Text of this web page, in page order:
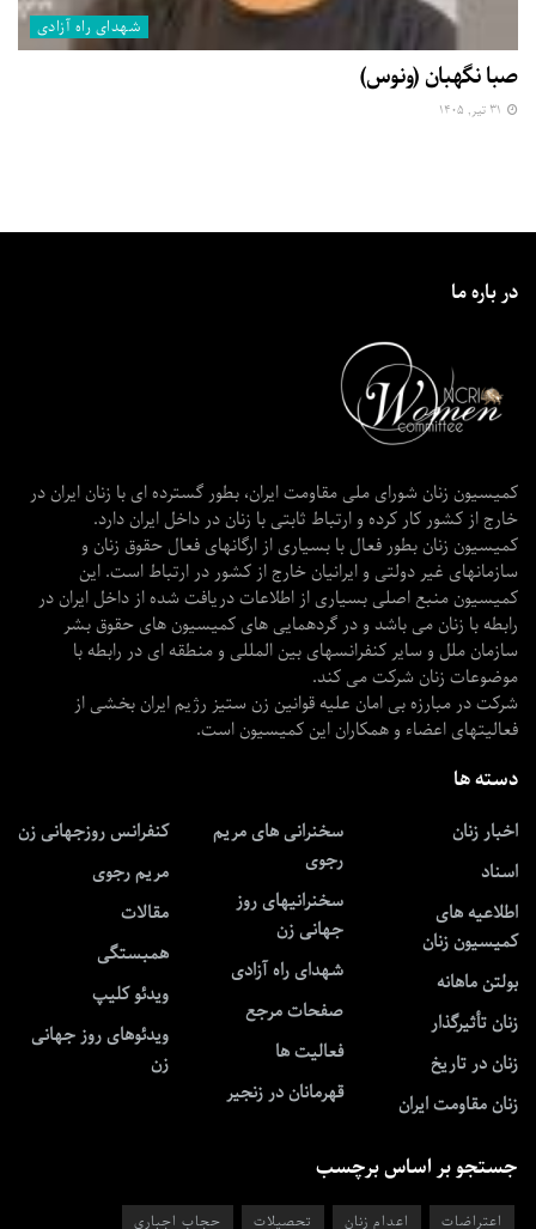
شهدای راه آزادی
صبا نگهبان (ونوس)
در باره ما
کمیسیون زنان شورای ملی مقاومت ایران، بطور گسترده ای با زنان ایران در
خارج از کشور کار کرده و ارتباط ثابتی با زنان در داخل ایران دارد.
کمیسیون زنان بطور فعال با بسیاری از ارگانهای فعال حقوق زنان و
سازمانهای غیر دولتی و ایرانیان خارج از کشور در ارتباط است. این
کمیسیون منبع اصلی بسیاری از اطلاعات دریافت شده از داخل ایران در
رابطه با زنان می باشد و در گردهمایی های کمیسیون های حقوق بشر
سازمان ملل و سایر کنفرانسهای بین المللی و منطقه ای در رابطه با
موضوعات زنان شرکت می کند.
شرکت در مبارزه بی امان علیه قوانین زن ستیز رژیم ایران بخشی از
فعالیتهای اعضاء و همکاران این کمیسیون است.
دسته ها
اخبار زنان
اسناد
اطلاعیه های
کمیسیون زنان
بولتن ماهانه
زنان تأثیرگذار
زنان در تاریخ
زنان مقاومت ایران
سخنرانی های مریم
رجوی
سخنرانیهای روز
جهانی زن
شهدای راه آزادی
صفحات مرجع
فعالیت ها
قهرمانان در زنجیر
کنفرانس روزجهانی زن
مریم رجوی
مقالات
همبستگی
ویدئو کلیپ
ویدئوهای روز جهانی
زن
جستجو بر اساس برچسب
اعتراضات اعدام زنان تحصیلات حجاب اجباری